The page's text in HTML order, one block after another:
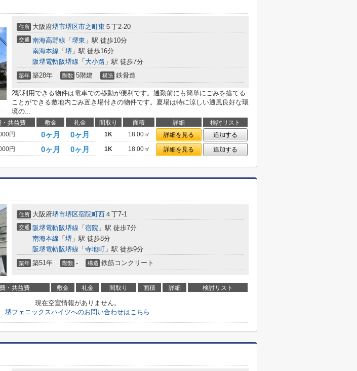
住所 大阪府堺市堺区市之町東 ５丁2-20
交通 南海高野線 「 堺東 」駅 徒歩10分
南海本線 「 堺 」駅 徒歩16分
阪堺電軌阪堺線 「 大小路 」駅 徒歩7分
築年 築28年 階数 5階建 構造 鉄骨造
2駅利用できる物件は電車での移動が便利です。通勤前にも簡単にごみを捨てる
ことができる敷地内ごみ置き場付きの物件です。夏場は特に涼しい通風良好な環
境の...
・共益費 敷金 礼金 間取り 面積 詳細
検討リスト
円 0ヶ月 0ヶ月 1K 18.00㎡ 詳細を見る
追加する
円 0ヶ月 0ヶ月 1K 18.00㎡ 詳細を見る 追加する
住所 大阪府堺市堺区宿院町西 ４丁7-1
交通 阪堺電軌阪堺線 「 宿院 」駅 徒歩7分
南海本線 「 堺 」駅 徒歩8分
阪堺電軌阪堺線 「 寺地町 」駅 徒歩9分
築年 築51年 階数 - 構造 鉄筋コンクリート
・共益費 敷金 礼金 間取り 面積 詳細 検討リスト
現在空室情報がありません。
堺フェニックスハイツへのお問い合わせはこちら